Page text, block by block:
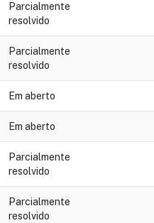
Parcialmente
resolvido
Parcialmente
resolvido
Em aberto
Em aberto
Parcialmente
resolvido
Parcialmente
resolvido